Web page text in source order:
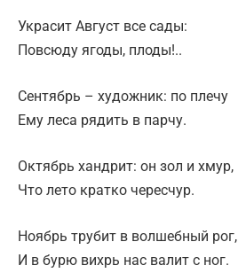
Украсит Август все сады:
Повсюду ягоды, плоды!..
Сентябрь – художник: по плечу
Ему леса рядить в парчу.
Октябрь хандрит: он зол и хмур,
Что лето кратко чересчур.
Ноябрь трубит в волшебный рог,
И в бурю вихрь нас валит с ног.